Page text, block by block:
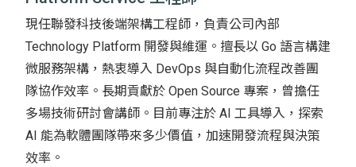
現任聯發科技後端架構工程師，負責公司內部
Technology Platform 開發與維運。擅長以 Go 語言構建
微服務架構，熱衷導入 DevOps 與自動化流程改善團
隊協作效率。長期貢獻於 Open Source 專案，曾擔任
多場技術研討會講師。目前專注於 AI 工具導入，探索
AI 能為軟體團隊帶來多少價值，加速開發流程與決策
效率。